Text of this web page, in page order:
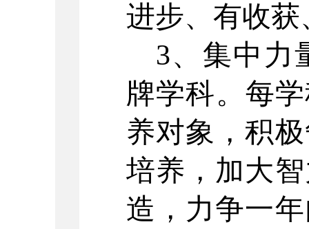
进步、有收
3、集中力
牌学科。每
养对象，积
培养，加大
造，力争一